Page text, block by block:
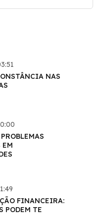
NAS
FINANCEIRA:
PODEM TE